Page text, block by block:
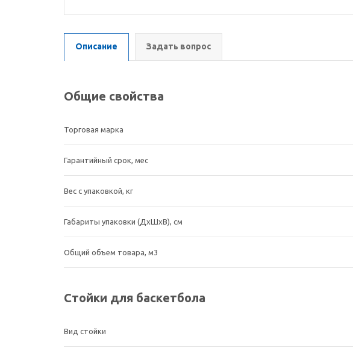
Описание Задать вопрос
Общие свойства
Торговая марка
Гарантийный срок, мес
Вес с упаковкой, кг
Габариты упаковки (ДхШхВ), см
Общий объем товара, м3
Стойки для баскетбола
Вид стойки